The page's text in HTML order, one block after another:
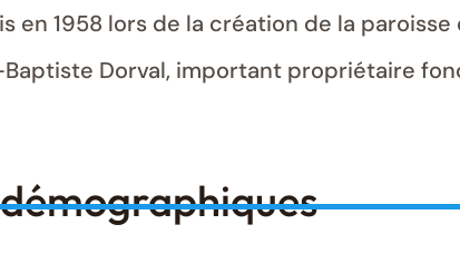
en 1958 lors de la création de la
Baptiste Dorval, important propriétaire